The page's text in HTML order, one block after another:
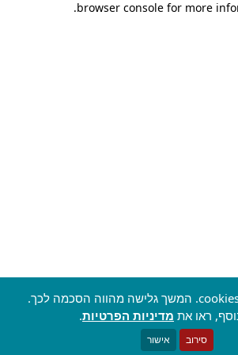
browser console for more
.
האתר משתמש ב-cookies. המשך גלישה מהווה הסכמה לכך.
ראו את מדיניות הפרטיות.
סירוב אישור